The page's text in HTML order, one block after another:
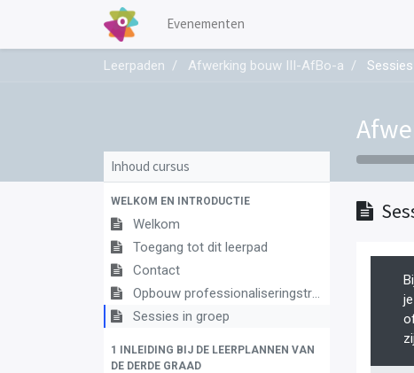
Evenementen
Leerpaden Afwerking bouw III-AfBo-a
Inhoud cursus
WELKOM EN INTRODUCTIE
Welkom
Toegang tot dit leerpad
Contact
Opbouw professionaliseringstraject
Sessies in groep
1 INLEIDING BIJ DE LEERPLANNEN VAN
DE DERDE GRAAD